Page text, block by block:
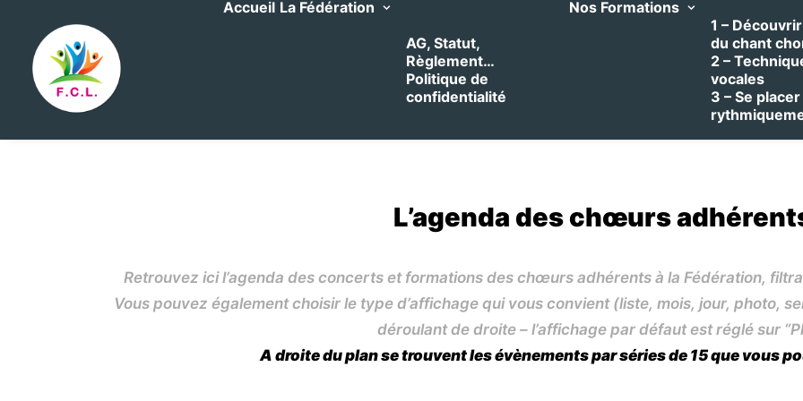
Accueil La Fédération
AG, Statut,
Règlement…
Politique de
confidentialité
Nos Formations
1 – Découvrir
du chant
2 –
vocales
3 – Se placer
L’agenda des chœurs
Retrouvez ici l’agenda des concerts et formations des chœurs adhérents à la Fédération,
Vous pouvez également choisir le type d’affichage qui vous convient (liste, mois, jour, photo,
déroulant de droite – l’affichage par défaut est réglé sur
A droite du plan se trouvent les évènements par séries de 15 que vous